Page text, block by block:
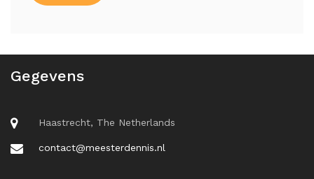
Gegevens
Haastrecht, The Netherlands
contact@meesterdennis.nl